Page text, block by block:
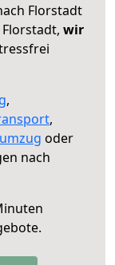
Florstadt
wir
,
,
oder
nach